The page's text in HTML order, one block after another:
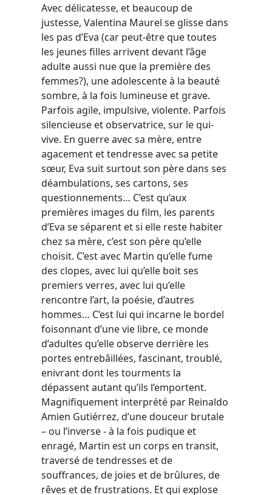
Avec délicatesse, et beaucoup de
justesse, Valentina Maurel se glisse dans
les pas d’Eva (car peut-être que toutes
les jeunes filles arrivent devant l’âge
adulte aussi nue que la première des
femmes?), une adolescente à la beauté
sombre, à la fois lumineuse et grave.
Parfois agile, impulsive, violente. Parfois
silencieuse et observatrice, sur le qui-
vive. En guerre avec sa mère, entre
agacement et tendresse avec sa petite
sœur, Eva suit surtout son père dans ses
déambulations, ses cartons, ses
questionnements… C’est qu’aux
premières images du film, les parents
d’Eva se séparent et si elle reste habiter
chez sa mère, c’est son père qu’elle
choisit. C’est avec Martin qu’elle fume
des clopes, avec lui qu’elle boit ses
premiers verres, avec lui qu’elle
rencontre l’art, la poésie, d’autres
hommes… C’est lui qui incarne le bordel
foisonnant d’une vie libre, ce monde
d’adultes qu’elle observe derrière les
portes entrebâillées, fascinant, troublé,
enivrant dont les tourments la
dépassent autant qu’ils l’emportent.
Magnifiquement interprété par Reinaldo
Amien Gutiérrez, d’une douceur brutale
– ou l’inverse - à la fois pudique et
enragé, Martin est un corps en transit,
traversé de tendresses et de
souffrances, de joies et de brûlures, de
rêves et de frustrations. Et qui explose